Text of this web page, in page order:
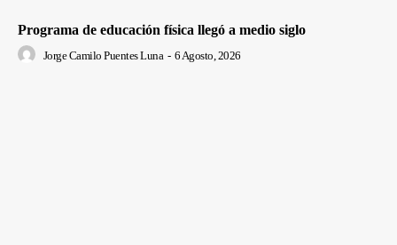
Programa de educación física llegó a medio siglo
Jorge Camilo Puentes Luna - 6 Agosto, 2026